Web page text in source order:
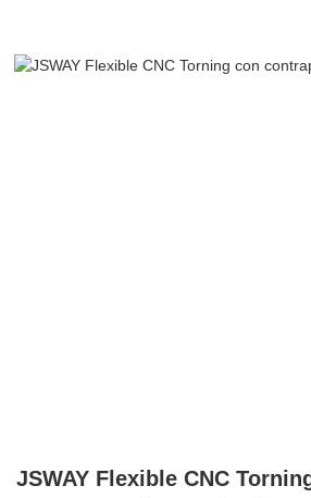
JSWAY Flexible CNC